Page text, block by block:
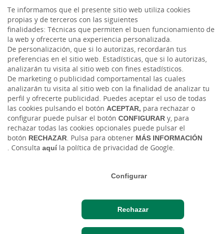
Te informamos que el presente sitio web utiliza cookies
propias y de terceros con las siguientes
finalidades: Técnicas que permiten el buen funcionamiento de
la web y ofrecerte una experiencia personalizada.
De personalización, que si lo autorizas, recordarán tus
preferencias en el sitio web. Estadísticas, que si lo autorizas,
analizarán tu visita al sitio web con fines estadísticos.
De marketing o publicidad comportamental las cuales
analizarán tu visita al sitio web con la finalidad de analizar tu
perfil y ofrecerte publicidad. Puedes aceptar el uso de todas
las cookies pulsando el botón ACEPTAR, para rechazar o
configurar puede pulsar el botón CONFIGURAR y, para
rechazar todas las cookies opcionales puede pulsar el
botón RECHAZAR. Pulsa para obtener MÁS INFORMACIÓN
. Consulta aquíla política de privacidad de Google.
Configurar
Rechazar
Tablón de anuncios Tipos de cambio Aviso legal
Política de cookies
Protección de datos
Ciberseguridad
Ⓒ Ruralvía, Caja Rural, 2026. Todos los derechos reservados